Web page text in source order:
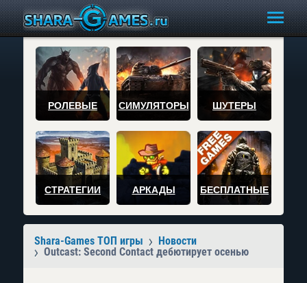
РОЛЕВЫЕ СИМУЛЯТОРЫ ШУТЕРЫ
СТРАТЕГИИ АРКАДЫ БЕСПЛАТНЫЕ
Shara-Games ТОП игры
Новости
Outcast: Second Contact дебютирует осенью